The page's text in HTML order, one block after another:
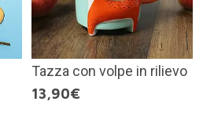
Tazza con volpe in rilievo
13,90€